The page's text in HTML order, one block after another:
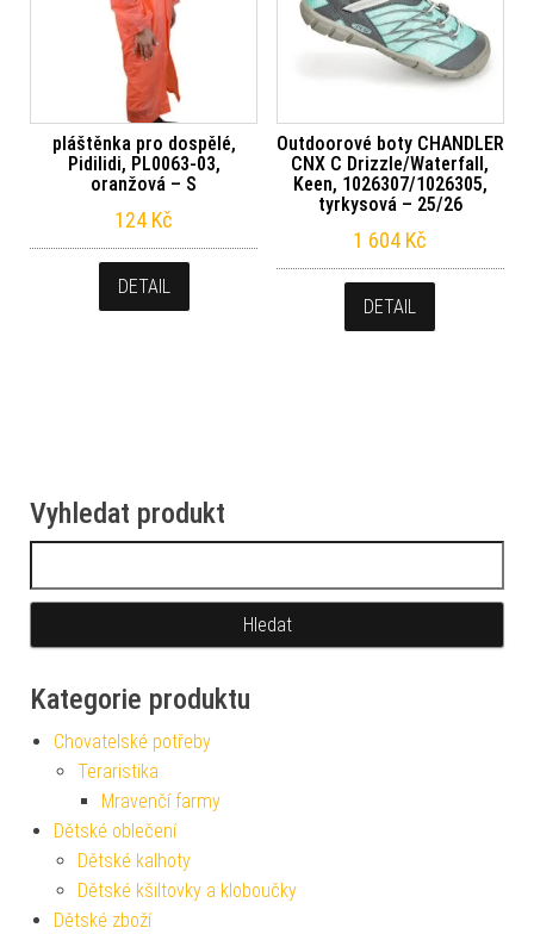
pláštěnka pro dospělé,
Pidilidi, PL0063-03,
oranžová – S
124 Kč
DETAIL
Outdoorové boty CHANDLER
CNX C Drizzle/Waterfall,
Keen, 1026307/1026305,
tyrkysová – 25/26
1 604 Kč
DETAIL
Vyhledat produkt
Kategorie produktu
Chovatelské potřeby
Teraristika
Mravenčí farmy
Dětské oblečení
Dětské kalhoty
Dětské kšiltovky a kloboučky
Dětské zboží